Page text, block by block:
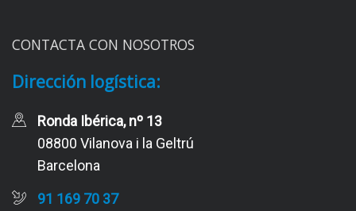
CONTACTA CON NOSOTROS
Dirección logística:
Ronda Ibérica, nº 13
08800 Vilanova i la Geltrú
Barcelona
91 169 70 37